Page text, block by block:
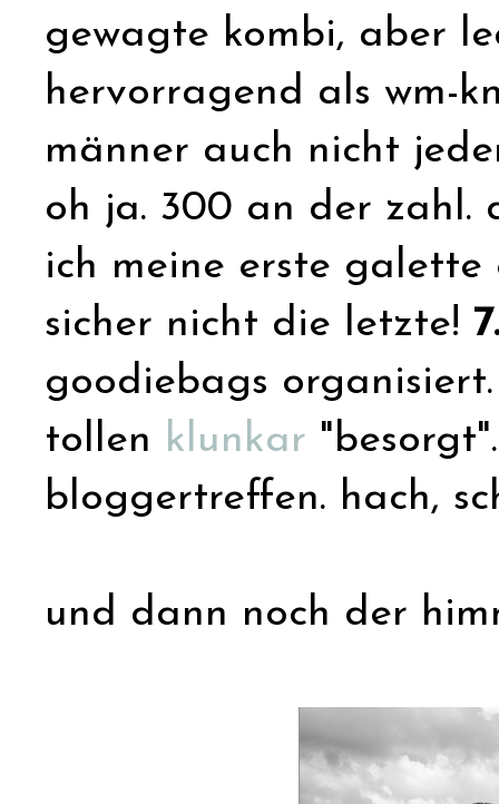
gewagte kombi, aber
hervorragend als wm-
männer auch nicht
oh ja. 300 an der
ich meine erste galette
sicher nicht die letzte!
goodiebags
tollen klunkar
bloggertreffen. hach,
und dann noch der